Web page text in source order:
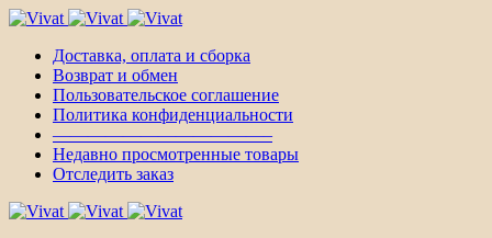
Доставка, оплата и сборка
Возврат и обмен
Пользовательское соглашение
Политика конфиденциальности
————————————–
Недавно просмотренные товары
Отследить заказ